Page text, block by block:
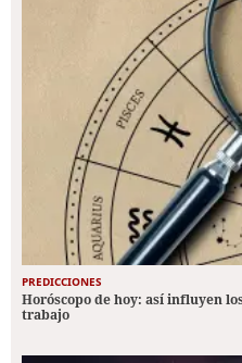
PREDICCIONES
Horóscopo de hoy: así influyen
trabajo